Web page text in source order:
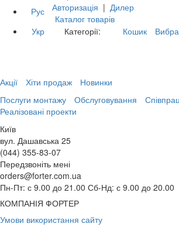
Рус
Укр
Авторизація | Дилер
Каталог товарів
Категорії:
Кошик
Акції Хіти продаж
Новинки
Послуги монтажу
Обслуговування
Реалізовані проекти
Київ
вул. Дашавська 25
(044) 355-83-07
Передзвоніть мені
orders@forter.com.ua
Пн-Пт: с 9.00 до 21.00 Сб-Нд: с 9.00 до 20.00
КОМПАНІЯ ФОРТЕР
Умови використання сайту